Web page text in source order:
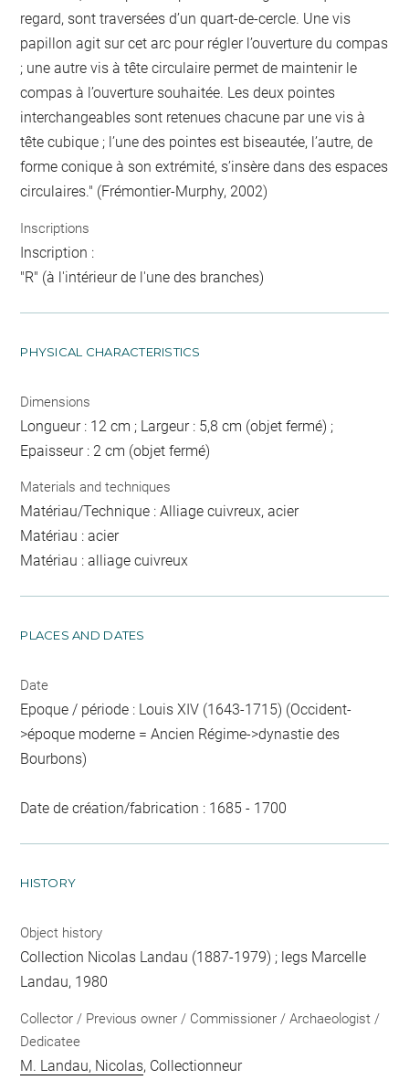
regard, sont traversées d’un quart-de-cercle. Une vis
papillon agit sur cet arc pour régler l’ouverture du compas
; une autre vis à tête circulaire permet de maintenir le
compas à l’ouverture souhaitée. Les deux pointes
interchangeables sont retenues chacune par une vis à
tête cubique ; l’une des pointes est biseautée, l’autre, de
forme conique à son extrémité, s’insère dans des espaces
circulaires." (Frémontier-Murphy, 2002)
Inscriptions
Inscription :
"R" (à l'intérieur de l'une des branches)
PHYSICAL CHARACTERISTICS
Dimensions
Longueur : 12 cm ; Largeur : 5,8 cm (objet fermé) ;
Epaisseur : 2 cm (objet fermé)
Materials and techniques
Matériau/Technique : Alliage cuivreux, acier
Matériau : acier
Matériau : alliage cuivreux
PLACES AND DATES
Date
Epoque / période : Louis XIV (1643-1715) (Occident-
>époque moderne = Ancien Régime->dynastie des
Bourbons)
Date de création/fabrication : 1685 - 1700
HISTORY
Object history
Collection Nicolas Landau (1887-1979) ; legs Marcelle
Landau, 1980
Collector / Previous owner / Commissioner / Archaeologist /
Dedicatee
M. Landau, Nicolas, Collectionneur